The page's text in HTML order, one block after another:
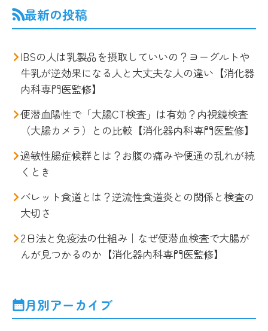
最新の投稿
IBSの人は乳製品を摂取していいの？ヨーグルトや
牛乳が逆効果になる人と大丈夫な人の違い【消化器
内科専門医監修】
便潜血陽性で「大腸CT検査」は有効？内視鏡検査
（大腸カメラ）との比較【消化器内科専門医監修】
過敏性腸症候群とは？お腹の痛みや便通の乱れが続
くとき
バレット食道とは？逆流性食道炎との関係と検査の
大切さ
2日法と免疫法の仕組み｜なぜ便潜血検査で大腸が
んが見つかるのか【消化器内科専門医監修】
月別アーカイブ